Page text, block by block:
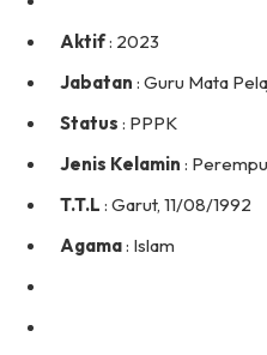
Aktif: 2023
Jabatan : Guru Mata
Status : PPPK
Jenis Kelamin :
T.T.L : Garut, 11/08/1992
Agama: Islam